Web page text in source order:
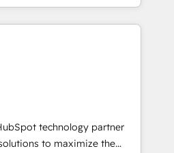
problem. Hire a
the few full-
in the HubSpot
scalable, globally
RevOps frameworks that
seamless integrations,
with change-
technology partner
to maximize the